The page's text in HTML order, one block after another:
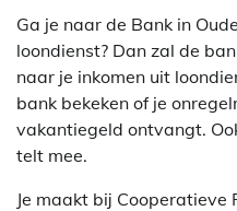
Ga je naar de Bank in
loondienst? Dan zal de
naar je inkomen uit
bank bekeken of je
vakantiegeld ontvangt.
telt mee.
Je maakt bij Cooperatieve